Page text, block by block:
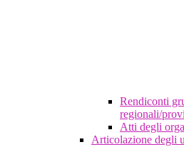
Rendiconti
regionali/
Atti degli
Articolazione degli